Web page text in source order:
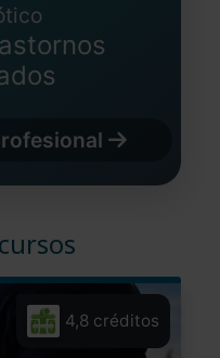
4,8 créditos